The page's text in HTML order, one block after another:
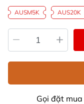
AUSM5K AUS20K
Gọi đặt mua